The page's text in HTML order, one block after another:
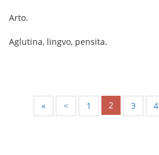
Arto.
Aglutina, lingvo, pensita.
« < 1 2 3 4